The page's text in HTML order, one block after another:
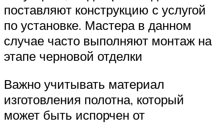
поставляют конструкцию с услугой
по установке. Мастера в данном
случае часто выполняют монтаж на
этапе черновой отделки
Важно учитывать материал
изготовления полотна, который
может быть испорчен от